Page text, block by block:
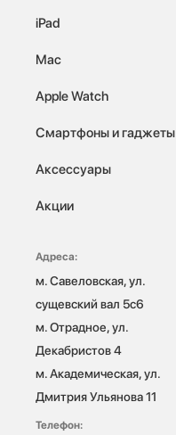
iPad
Mac
Apple Watch
Смартфоны и гаджеты
Аксессуары
Акции
Адреса:
м. Савеловская, ул.
сущевский вал 5с6
м. Отрадное, ул.
Декабристов 4
м. Академическая, ул.
Дмитрия Ульянова 11
Телефон: